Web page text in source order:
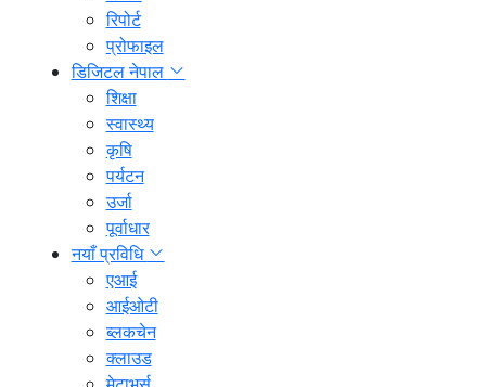
रिपोर्ट
प्रोफाइल
डिजिटल नेपाल
शिक्षा
स्वास्थ्य
कृषि
पर्यटन
उर्जा
पूर्वाधार
नयाँ प्रविधि
एआई
आईओटी
ब्लकचेन
क्लाउड